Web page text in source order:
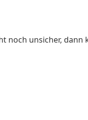
noch unsicher, dann